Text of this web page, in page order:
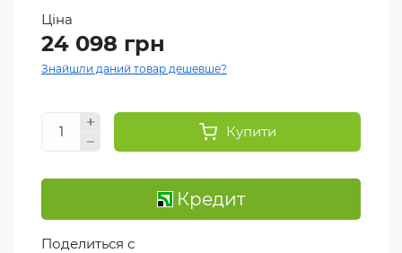
Ціна
24 098 грн
Знайшли даний товар дешевше?
Купити
Кредит
Поделиться с